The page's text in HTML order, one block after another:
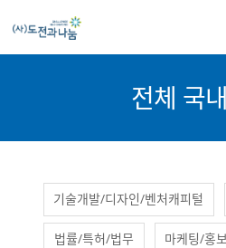
전체 국
기술개발/디자인/벤처캐피털
법률/특허/법무 마케팅/홍